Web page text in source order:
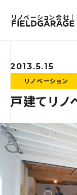
リノベーション会社
リノベーション
2013.5.15
戸建てリ